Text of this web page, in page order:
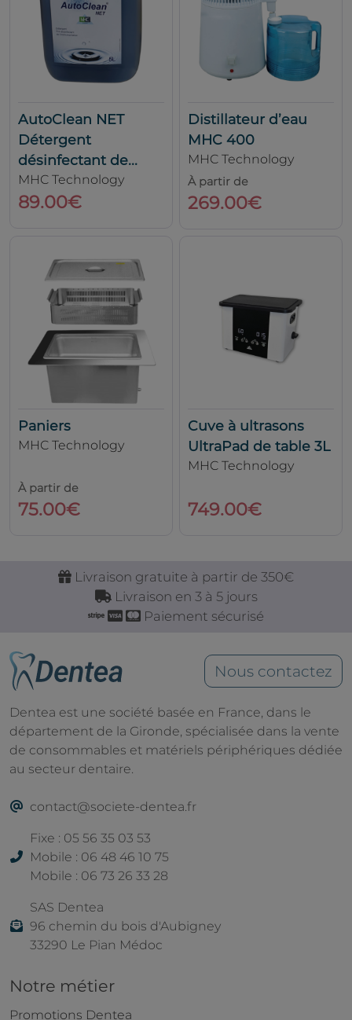
AutoClean NET
Détergent
désinfectant de...
MHC Technology
89.00€
Distillateur d’eau
MHC 400
MHC Technology
À partir de
269.00€
Paniers
MHC Technology
À partir de
75.00€
Cuve à ultrasons
UltraPad de table 3L
MHC Technology
749.00€
Livraison gratuite à partir de 350€
Livraison en 3 à 5 jours
Paiement sécurisé
Nous contactez
Dentea est une société basée en France, dans le
département de la Gironde, spécialisée dans la vente
de consommables et matériels périphériques dédiée
au secteur dentaire.
contact@societe-dentea.fr
Fixe : 05 56 35 03 53
Mobile : 06 48 46 10 75
Mobile : 06 73 26 33 28
SAS Dentea
96 chemin du bois d'Aubigney
33290 Le Pian Médoc
Notre métier
Promotions Dentea